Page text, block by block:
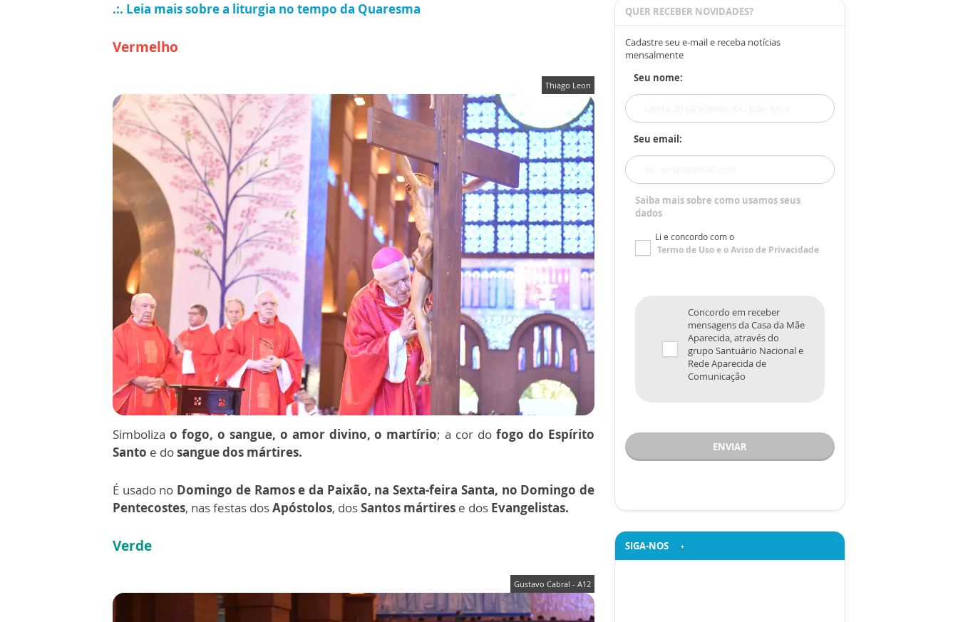
.:. Leia mais sobre a liturgia no tempo da Quaresma
Vermelho
Thiago Leon
Simboliza o fogo, o sangue, o amor divino, o martírio; a cor do fogo do Espírito
Santo e dosangue dos mártires.
É usado no Domingo de Ramos e da Paixão, na Sexta-feira Santa, no Domingo de
Pentecostes, nas festas dosApóstolos, dosSantos mártires e dos Evangelistas.
Verde
Gustavo Cabral - A12
QUER RECEBER NOVIDADES?
Cadastre seu e-mail e receba notícias
mensalmente
Seu nome:
Seu email:
Saiba mais sobre como usamos seus
dados
Li e concordo com o
Termo de Usoe oAviso de Privacidade
Concordo em receber
mensagens da Casa da Mãe
Aparecida, através do
grupo Santuário Nacional e
Rede Aparecida de
Comunicação
ENVIAR
SIGA-NOS